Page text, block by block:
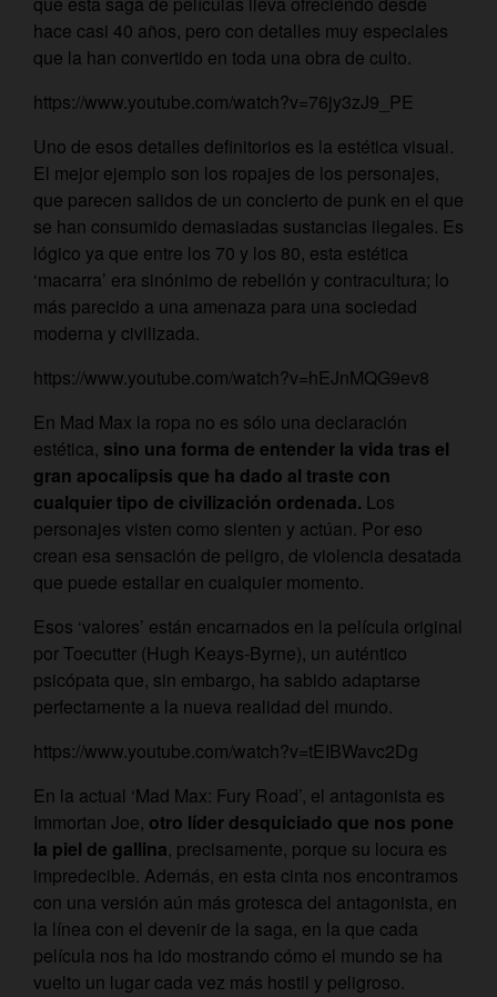
hace casi 40 años, pero con detalles muy especiales
que la han convertido en toda una obra de culto.
https://www.youtube.com/watch?v=76jy3zJ9_PE
Uno de esos detalles definitorios es la estética visual.
El mejor ejemplo son los ropajes de los personajes,
que parecen salidos de un concierto de punk en el que
se han consumido demasiadas sustancias ilegales. Es
lógico ya que entre los 70 y los 80, esta estética
‘macarra’ era sinónimo de rebelión y contracultura; lo
más parecido a una amenaza para una sociedad
moderna y civilizada.
https://www.youtube.com/watch?v=hEJnMQG9ev8
En Mad Max la ropa no es sólo una declaración
estética, sino una forma de entender la vida tras el
gran apocalipsis que ha dado al traste con
cualquier tipo de civilización ordenada. Los
personajes visten como sienten y actúan. Por eso
crean esa sensación de peligro, de violencia desatada
que puede estallar en cualquier momento.
Esos ‘valores’ están encarnados en la película original
por Toecutter (Hugh Keays-Byrne), un auténtico
psicópata que, sin embargo, ha sabido adaptarse
perfectamente a la nueva realidad del mundo.
https://www.youtube.com/watch?v=tEIBWavc2Dg
En la actual ‘Mad Max: Fury Road’, el antagonista es
Immortan Joe, otro líder desquiciado que nos pone
la piel de gallina, precisamente, porque su locura es
impredecible. Además, en esta cinta nos encontramos
con una versión aún más grotesca del antagonista, en
la línea con el devenir de la saga, en la que cada
película nos ha ido mostrando cómo el mundo se ha
vuelto un lugar cada vez más hostil y peligroso.